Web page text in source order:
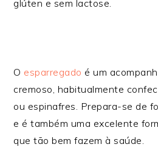
glúten e sem lactose.
O esparregado é um
cremoso, habitualmente
ou espinafres. Prepara-se de
e é também uma excelente
que tão bem fazem à saúde.